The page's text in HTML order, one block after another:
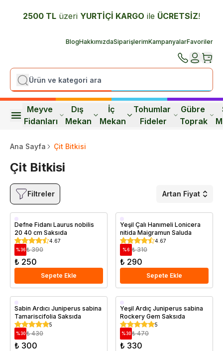
2500 TL üzeri YURTİÇİ KARGO ile ÜCRETSİZ!
BlogHakkımızdaSiparişlerimKampanyalarFavoriler
Meyve
Fidanları
Dış
Mekan
İç
Mekan
Tohumlar
Fideler
Gübre
Toprak
Ana Sayfa Çit Bitkisi
Çit Bitkisi
Filtreler Artan Fiyat
Saksıda
Defne Fidanı Laurus nobilis
20 40 cm Saksıda
4.67
%36 ₺ 390
₺ 250
Sepete Ekle
Yeşil Çalı Hanımeli Lonicera
nitida Maigramun Saluda
4.67
% 6 ₺ 310
₺ 290
Sepete Ekle
Saksıda
Sabin Ardıcı Juniperus sabina
Tamariscifolia Saksıda
5
%30 ₺ 430
₺ 300
Saksıda
Yeşil Ardıç Juniperus sabina
Rockery Gem Saksıda
5
%30 ₺ 470
₺ 330